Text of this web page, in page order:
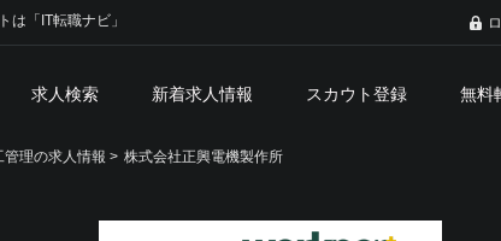
は「IT転職ナビ」
求人検索 新着求人情報 スカウト登録 無料
理の求人情報 > 株式会社正興電機製作所